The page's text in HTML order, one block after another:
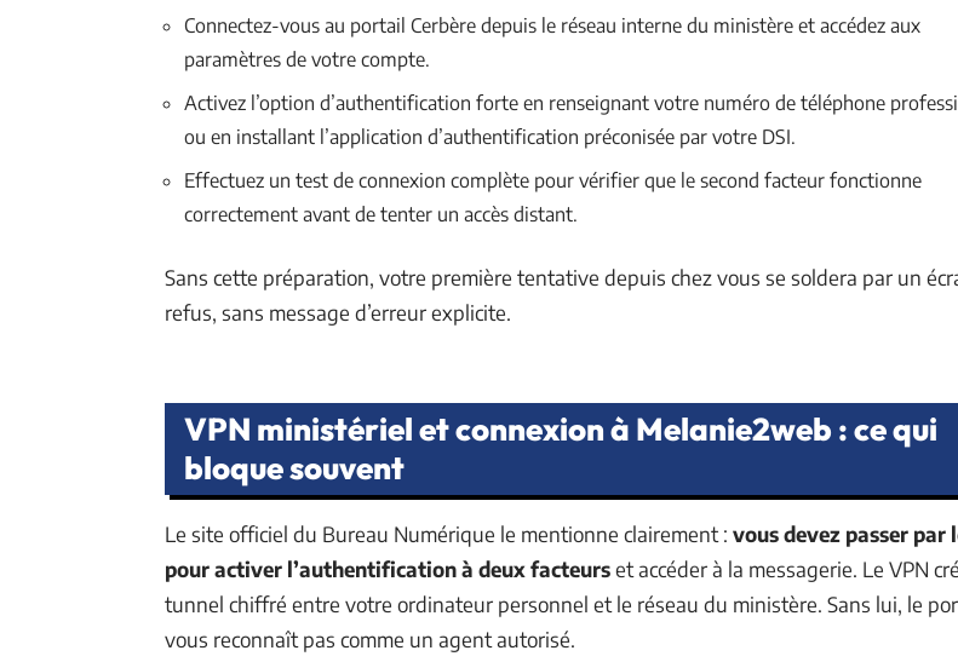
Connectez-vous au portail Cerbère depuis le réseau interne du ministère et accédez aux
paramètres de votre compte.
Activez l’option d’authentification forte en renseignant votre numéro de téléphone
ou en installant l’application d’authentification préconisée par votre DSI.
Effectuez un test de connexion complète pour vérifier que le second facteur fonctionne
correctement avant de tenter un accès distant.
Sans cette préparation, votre première tentative depuis chez vous se soldera par un
refus, sans message d’erreur explicite.
VPN ministériel et connexion à Melanie2web : ce qui
bloque souvent
Le site officiel du Bureau Numérique le mentionne clairement : vous devez passer par
pour activer l’authentification à deux facteurset accéder à la messagerie. Le VPN
tunnel chiffré entre votre ordinateur personnel et le réseau du ministère. Sans lui, le
vous reconnaît pas comme un agent autorisé.